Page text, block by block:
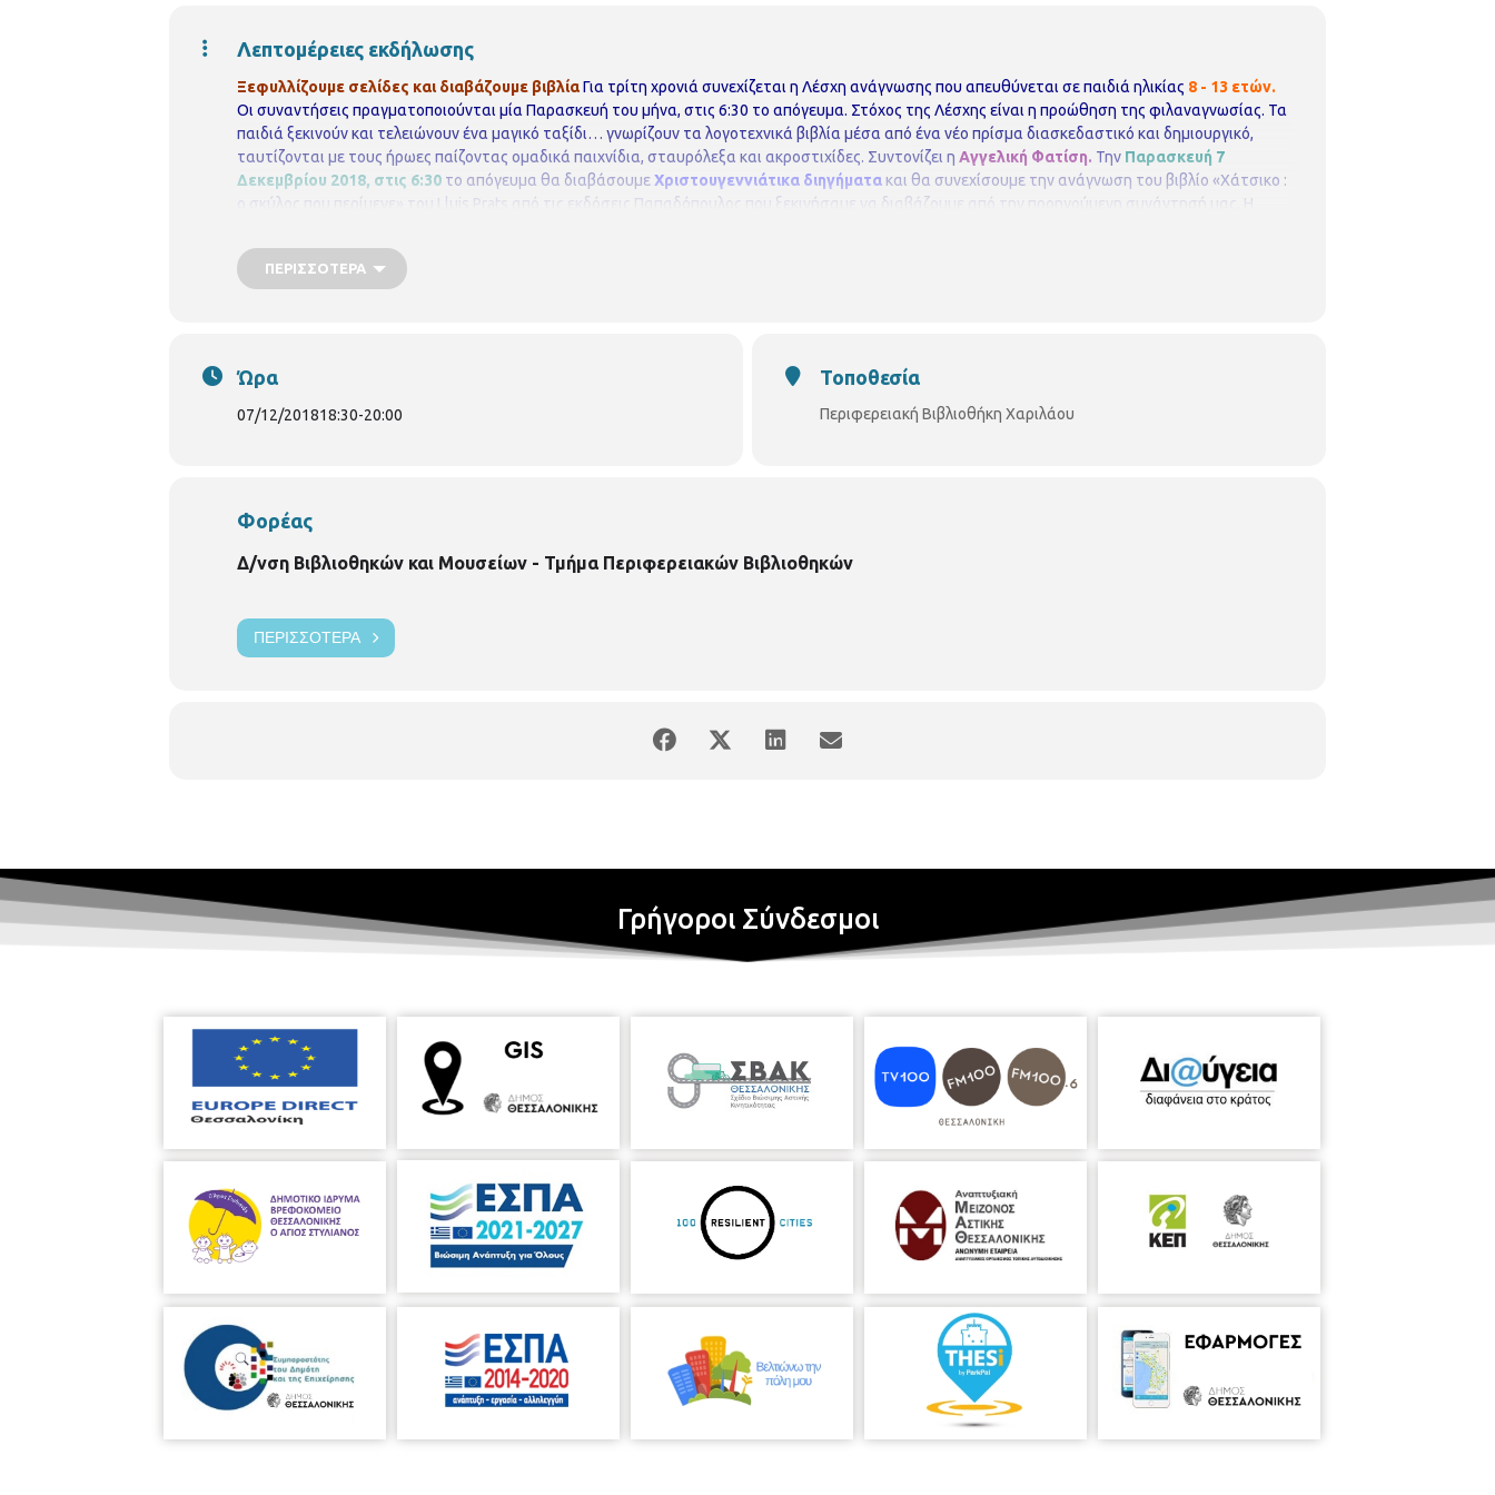
Λεπτομέρειες εκδήλωσης
Ξεφυλλίζουμε σελίδες και διαβάζουμε βιβλίαΓια τρίτη χρονιά συνεχίζεται η Λέσχη ανάγνωσης που απευθύνεται σε παιδιά ηλικίας 8 - 13 ετών.
Οι συναντήσεις πραγματοποιούνται μία Παρασκευή του μήνα, στις 6:30 το απόγευμα. Στόχος της Λέσχης είναι η προώθηση της φιλαναγνωσίας. Τα
παιδιά ξεκινούν και τελειώνουν ένα μαγικό ταξίδι… γνωρίζουν τα λογοτεχνικά βιβλία μέσα από ένα νέο πρίσμα διασκεδαστικό και δημιουργικό,
ταυτίζονται με τους ήρωες παίζοντας ομαδικά παιχνίδια, σταυρόλεξα και ακροστιχίδες. Συντονίζει η Αγγελική Φατίση. Την Παρασκευή 7
Δεκεμβρίου 2018, στις 6:30 το απόγευμα θα διαβάσουμεΧριστουγεννιάτικα διηγήματα και θα συνεχίσουμε την ανάγνωση του βιβλίο «Χάτσικο :
ο σκύλος που περίμενε» του Lluis Prats από τις εκδόσεις Παπαδόπουλος που ξεκινήσαμε να διαβάζουμε από την προηγούμενη συνάντησή μας.
Η
υπάρξει λίστα αναμονής σε περίπτωση υπεράριθμων εγγραφών.
bibxarilaou@hotmail.gr
https://thessaloniki.gr/locations/βιβλιοθήκη-χαριλάου/
ΠΕΡΙΣΣΌΤΕΡΑ
Ώρα
07/12/201818:30-20:00
Τοποθεσία
Περιφερειακή Βιβλιοθήκη Χαριλάου
Φορέας
Δ/νση Βιβλιοθηκών και Μουσείων - Τμήμα Περιφερειακών Βιβλιοθηκών
ΠΕΡΙΣΣΌΤΕΡΑ
Γρήγοροι Σύνδεσμοι